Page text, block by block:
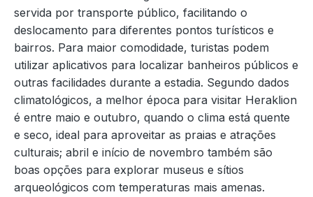
servida por transporte público, facilitando o
deslocamento para diferentes pontos turísticos e
bairros. Para maior comodidade, turistas podem
utilizar aplicativos para localizar banheiros públicos e
outras facilidades durante a estadia. Segundo dados
climatológicos, a melhor época para visitar Heraklion
é entre maio e outubro, quando o clima está quente
e seco, ideal para aproveitar as praias e atrações
culturais; abril e início de novembro também são
boas opções para explorar museus e sítios
arqueológicos com temperaturas mais amenas.